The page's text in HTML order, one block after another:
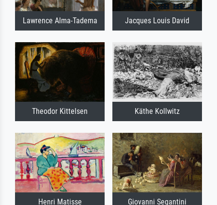
Lawrence Alma-Tadema Jacques Louis David
Theodor Kittelsen Käthe Kollwitz
Henri Matisse Giovanni Segantini